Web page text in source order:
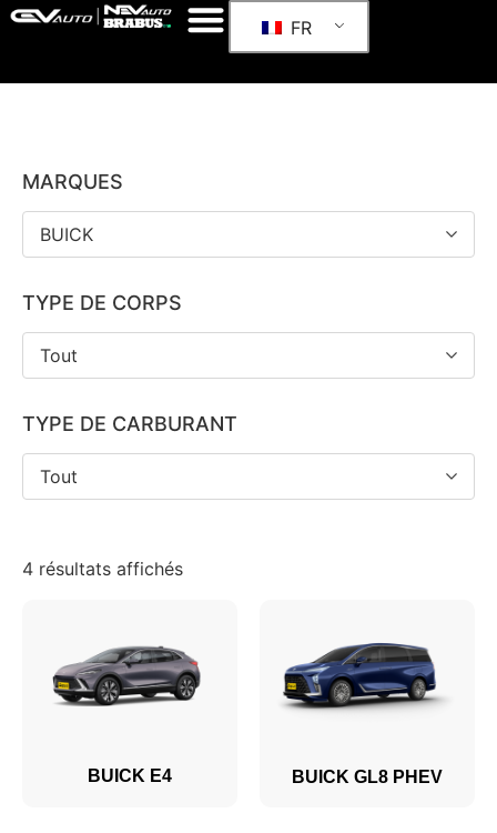
FR
MARQUES
BUICK
TYPE DE CORPS
Tout
TYPE DE CARBURANT
Tout
4 résultats affichés
BUICK E4 BUICK GL8 PHEV